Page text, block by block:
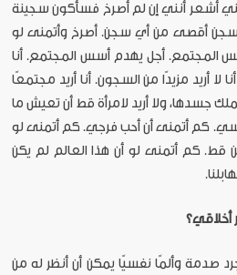
أشعر أنني إن لم أصرخ فسأكون سجينة
أقصى من أي سجن. أصرخ وأتمنى لو
المجتمع. أجل يهدم أسس المجتمع. أنا
أريد مزيدًا من السجون. أنا أريد مجتمعًا
جسدها، ولا أريد لامرأة قط أن تعيش ما
كم أتمنى أن أحب فرجي. كم أتمنى لو
قط. كم أتمنى لو أن هذا العالم لم يكن
أخلاقي؟
صدمة وألمًا نفسيًا يمكن أن أنظر له من